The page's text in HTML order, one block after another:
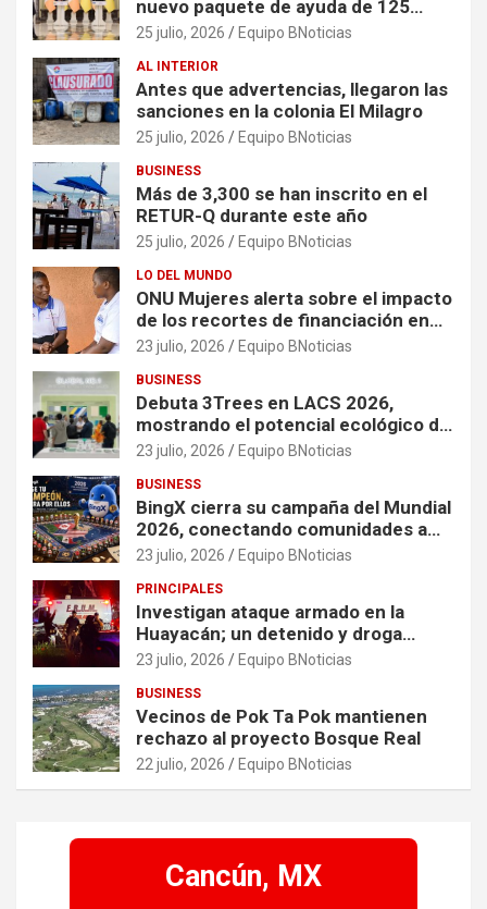
nuevo paquete de ayuda de 125
millones de euros
25 julio, 2026 Equipo BNoticias
AL INTERIOR
Antes que advertencias, llegaron las
sanciones en la colonia El Milagro
25 julio, 2026 Equipo BNoticias
BUSINESS
Más de 3,300 se han inscrito en el
RETUR-Q durante este año
25 julio, 2026 Equipo BNoticias
LO DEL MUNDO
ONU Mujeres alerta sobre el impacto
de los recortes de financiación en
organizaciones que apoyan a
crisis
23 julio, 2026 Equipo BNoticias
BUSINESS
Debuta 3Trees en LACS 2026,
mostrando el potencial ecológico de
China en América
23 julio, 2026 Equipo BNoticias
BUSINESS
BingX cierra su campaña del Mundial
2026, conectando comunidades a
través de experiencias exclusivas
23 julio, 2026 Equipo BNoticias
PRINCIPALES
Investigan ataque armado en la
Huayacán; un detenido y droga
asegurada tras persecución
23 julio, 2026 Equipo BNoticias
BUSINESS
Vecinos de Pok Ta Pok mantienen
rechazo al proyecto Bosque Real
22 julio, 2026 Equipo BNoticias
Cancún, MX